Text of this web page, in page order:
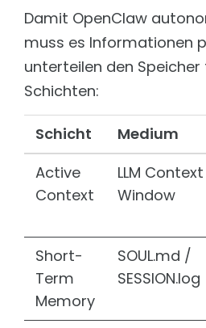
Technische Umsetzung und
KW Voerde
Technische Umsetzung und
Lead Digitalagentur
Entwicklung dreistufiges KI-
PROJEKTE SOZIALE ORGANISATIONEN
Auerbach Stiftung
Konzeption & technische
Dominikus Ringeisen Werk
Technische Umsetzung
EVIM
Umsetzung &
Damit OpenClaw
muss es Informationen
unterteilen den
Schichten:
Schicht Medium
Active
Context
LLM Context
Window
Short-
Term
Memory
SOUL.md /
SESSION.log